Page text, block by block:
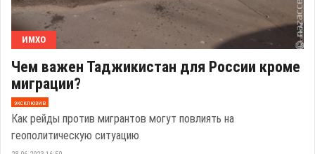
ИМХО
Чем важен Таджикистан для России кроме
миграции?
эксклюзив
Как рейды против мигрантов могут повлиять на
геополитическую ситуацию